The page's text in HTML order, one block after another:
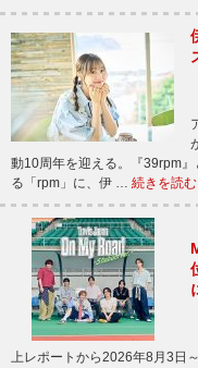
動10周年を迎える。『39rpm
る「rpm」に、伊 … 続きを読む
上レポートから2026年8月3日